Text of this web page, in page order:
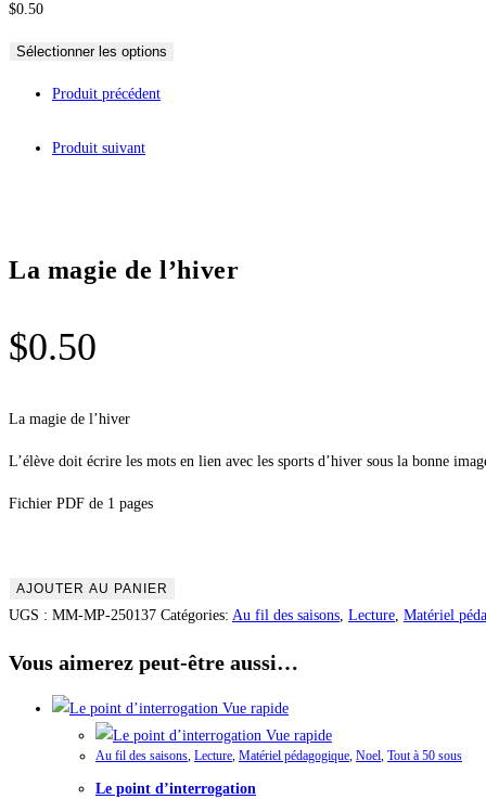
$0.50
Sélectionner les options
Produit précédent
Produit suivant
La magie de l’hiver
$0.50
La magie de l’hiver
L’élève doit écrire les mots en lien avec les sports d’hiver sous la bonne
Fichier PDF de 1 pages
quantité
de
magie
AJOUTER AU PANIER
UGS : MM-MP-250137 Catégories: Au fil des saisons, Lecture, Matériel
Vous aimerez peut-être aussi…
Vue rapide
Vue rapide
Au fil des saisons, Lecture, Matériel pédagogique, Noel, Tout à 50 sous
Le point d’interrogation